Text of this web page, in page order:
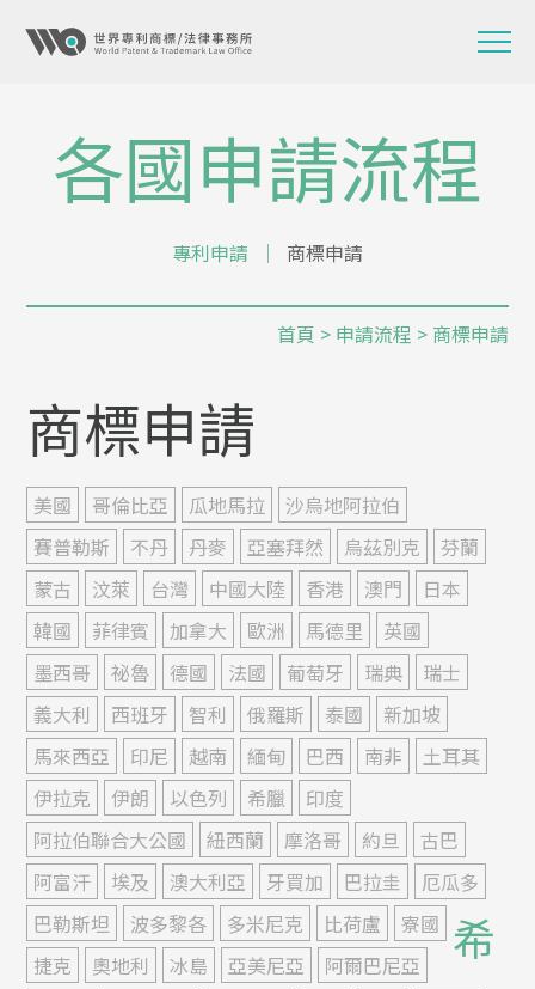
各國申請流程
專利申請 │ 商標申請
首頁 > 申請流程 > 商標申請
商標申請
美國 哥倫比亞 瓜地馬拉
沙烏地阿拉伯
賽普勒斯
不丹 丹麥 亞塞拜然 烏茲別克
芬蘭
蒙古
汶萊 台灣 中國大陸 香港 澳門
日本
韓國
菲律賓 加拿大 歐洲 馬德里
英國
墨西哥
祕魯 德國 法國 葡萄牙 瑞典
瑞士
義大利
西班牙 智利 俄羅斯 泰國
新加坡
馬來西亞
印尼 越南 緬甸 巴西 南非
土耳其
伊拉克
伊朗 以色列 希臘
印度
阿拉伯聯合大公國
紐西蘭 摩洛哥 約旦
古巴
阿富汗
埃及 澳大利亞 牙買加 巴拉圭
厄瓜多
巴勒斯坦
波多黎各 多米尼克 比荷盧
寮國
捷克
奧地利 冰島 亞美尼亞
阿爾巴尼亞
希